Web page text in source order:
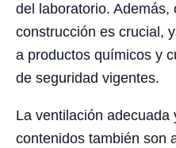
del laboratorio.
construcción es crucial,
a productos químicos y
de seguridad vigentes.
La ventilación adecuada
contenidos también son